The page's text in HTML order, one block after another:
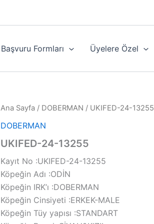
Başvuru Formları Üyelere Özel
Ana Sayfa / DOBERMAN / UKIFED-24-13255
DOBERMAN
UKIFED-24-13255
Kayıt No :UKIFED-24-13255
Köpeğin Adı :ODİN
Köpeğin IRK’ı :DOBERMAN
Köpeğin Cinsiyeti :ERKEK-MALE
Köpeğin Tüy yapısı :STANDART